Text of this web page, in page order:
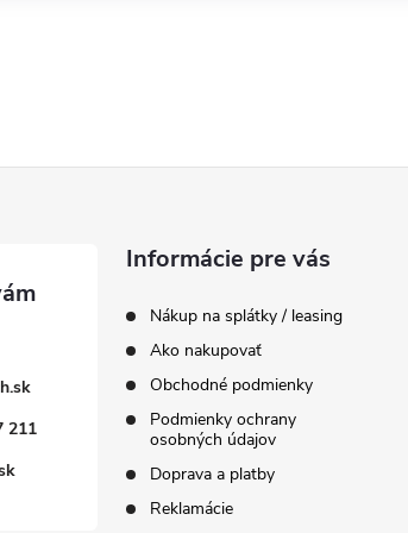
211
Informácie pre vás
Nákup na splátky / leasing
Ako nakupovať
Obchodné podmienky
Podmienky ochrany
osobných údajov
Doprava a platby
Reklamácie